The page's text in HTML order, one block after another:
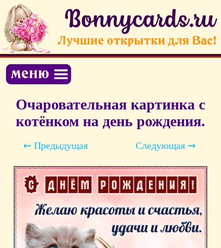
Очаровательная картинка с
котёнком на день рождения.
⇜ Предыдущая Следующая ⇝